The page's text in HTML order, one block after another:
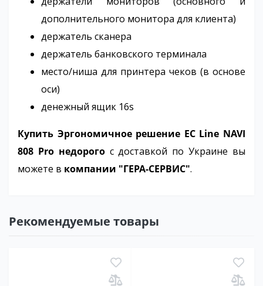
дополнительного монитора для клиента)
держатель сканера
держатель банковского терминала
место/ниша для принтера чеков (в основе
оси)
денежный ящик 16s
Купить Эргономичное решение EC Line NAVI
808 Pro недорогос доставкой по Украине вы
можете в компании "ГЕРА-СЕРВИС".
Рекомендуемые товары